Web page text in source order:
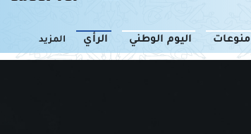
منوعات اليوم الوطني الرأي المزيد